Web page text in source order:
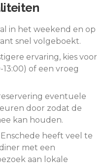
in het weekend en op
snel volgeboekt.
ervaring, kies voor
of een vroeg
eventuele
door zodat de
kan houden.
Enschede heeft veel te
met een
aan lokale